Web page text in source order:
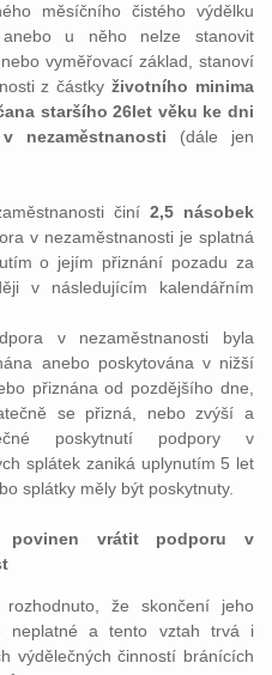
měsíčního čistého výdělku
u něho nelze stanovit
vyměřovací základ, stanoví
z částkyživotního minima
staršího 26let věku ke dni
nezaměstnanosti (dále jen
činí 2,5 násobek
v nezaměstnanosti je splatná
o jejím přiznání pozadu za
v následujícím kalendářním
v nezaměstnanosti byla
anebo poskytována v nižší
přiznána od pozdějšího dne,
se přizná, nebo zvýší a
poskytnutí podpory v
splátek zaniká uplynutím 5 let
splátky měly být poskytnuty.
povinen vrátit podporu v
že skončení jeho
neplatné a tento vztah trvá i
výdělečných činností bránících